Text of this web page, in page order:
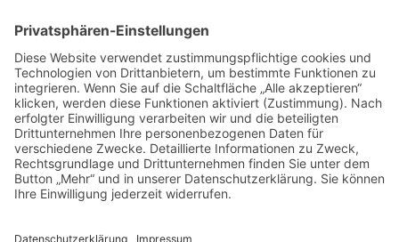
Anfrage
Presse
Partner: Der DGuSV
als Gutachter eintragen
Infos für Suchende